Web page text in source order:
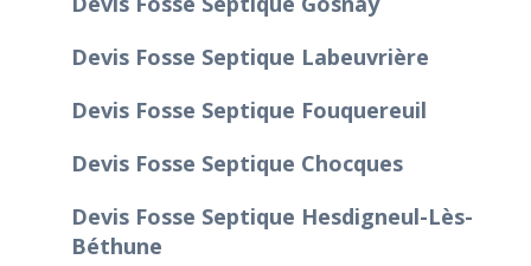
Devis Fosse Septique Labeuvrière
Devis Fosse Septique Fouquereuil
Devis Fosse Septique Chocques
Devis Fosse Septique Hesdigneul-Lès-
Béthune